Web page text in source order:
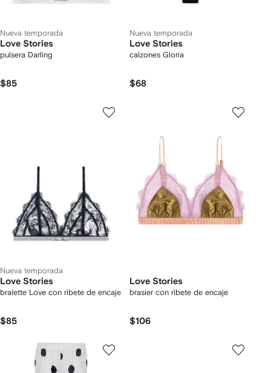
Nueva temporada
Love Stories
pulsera Darling
$85
Nueva temporada
Love Stories
calzones Gloria
$68
Nueva temporada
Love Stories
bralette Love con ribete de encaje
$85
Love Stories
brasier con ribete de encaje
$106